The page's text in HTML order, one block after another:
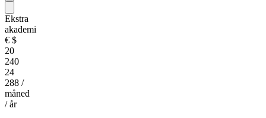
Ekstra
akademi
€ $
20
240
24
288 /
måned
/ år